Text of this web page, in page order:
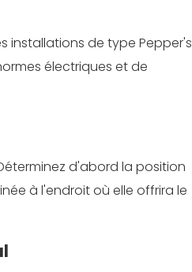
installations de type Pepper's
électriques et de
d'abord la position
à l'endroit où elle offrira le